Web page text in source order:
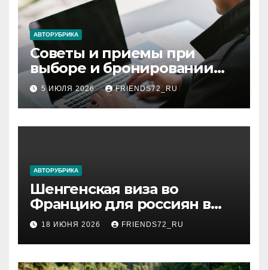
ki
АВТОРУБРИКА
Советы и приемы при
выборе и бронировании
авиабилетов
5 ИЮЛЯ 2026 FRIENDS72_RU
АВТОРУБРИКА
Шенгенская виза во
Францию для россиян в
2026 году: сроки от 3 дней
и список необходимых
документов
18 ИЮНЯ 2026 FRIENDS72_RU